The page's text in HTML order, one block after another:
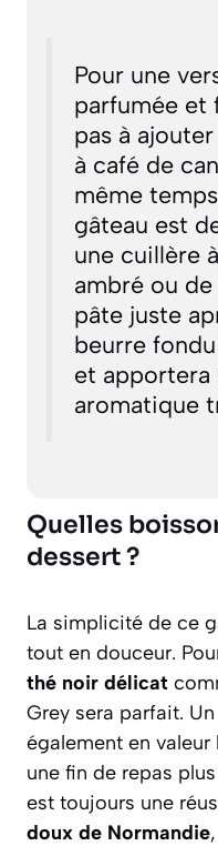
Pour une
parfumée et
pas à
à café de
même
gâteau est
une cuillère
ambré ou de
pâte juste
beurre
et
aromatique
Quelles
dessert ?
La simplicité de ce
tout en douceur.
thé noir délicat
Grey sera parfait.
également en
une fin de repas
est toujours une
doux de Normandie